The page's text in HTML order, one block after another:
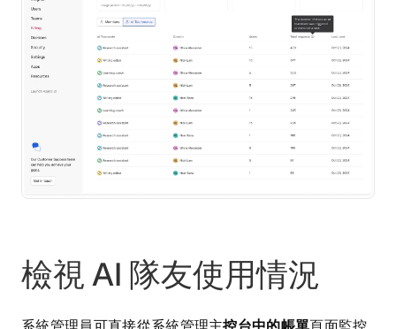
檢視 AI 隊友使用情況
系統管理員可直接從系統管理主控台中的帳單頁面監控